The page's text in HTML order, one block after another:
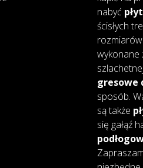
nabyć
ścisłych
wykonane
gresowe
sposób.
są także
się gałąź